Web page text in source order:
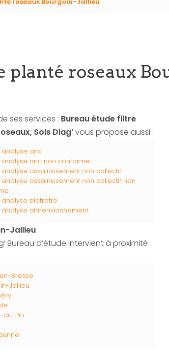
planté roseaux
ses services : Bureau étude filtre
Sols Diag’vous propose aussi :
analyse anc
analyse anc non conforme
analyse assainissement non collectif
analyse assainissement non collectif non
analyse biotretre
analyse dimensionnement
Jallieu
Bureau d’étude intervient à proximité
Bresse
Jallieu
du-Pin